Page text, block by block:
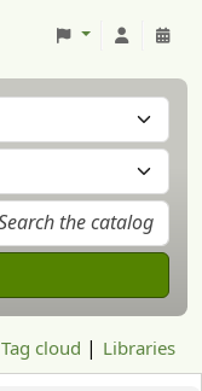
Tag cloud Libraries